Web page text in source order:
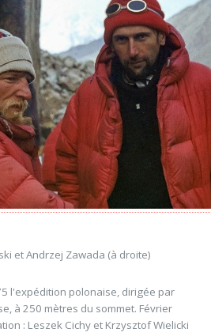
et Andrzej Zawada (à droite)
l'expédition polonaise, dirigée par
à 250 mètres du sommet. Février
: Leszek Cichy et Krzysztof Wielicki